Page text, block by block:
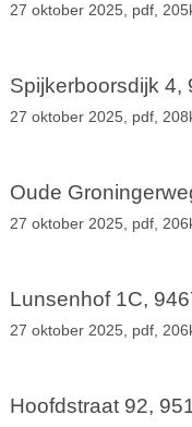
27 oktober 2025, pdf,
Spijkerboorsdijk 4,
27 oktober 2025, pdf,
Oude
27 oktober 2025, pdf,
Lunsenhof 1C,
27 oktober 2025, pdf,
Hoofdstraat 92,